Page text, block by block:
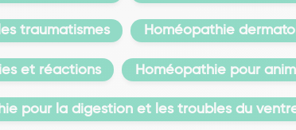
traumatismes Homéopathie
et réactions Homéopathie pour
pour la digestion et les troubles du